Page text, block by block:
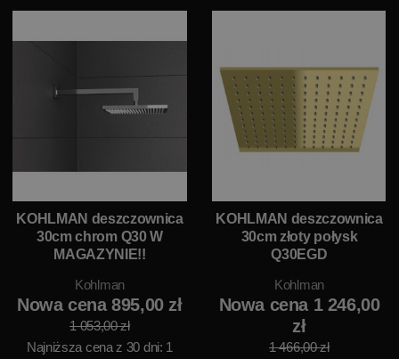
KOHLMAN deszczownica
30cm chrom Q30 W
MAGAZYNIE!!
Kohlman
Nowa cena 895,00 zł
1 053,00 zł
Najniższa cena z 30 dni: 1
KOHLMAN deszczownica
30cm złoty połysk
Q30EGD
Kohlman
Nowa cena 1 246,00
zł
1 466,00 zł